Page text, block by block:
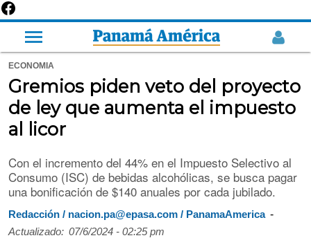
ECONOMIA
Gremios piden veto del proyecto
de ley que aumenta el impuesto
al licor
Con el incremento del 44% en el Impuesto Selectivo al
Consumo (ISC) de bebidas alcohólicas, se busca pagar
una bonificación de $140 anuales por cada jubilado.
Redacción / nacion.pa@epasa.com / PanamaAmerica -
Actualizado: 07/6/2024 - 02:25 pm